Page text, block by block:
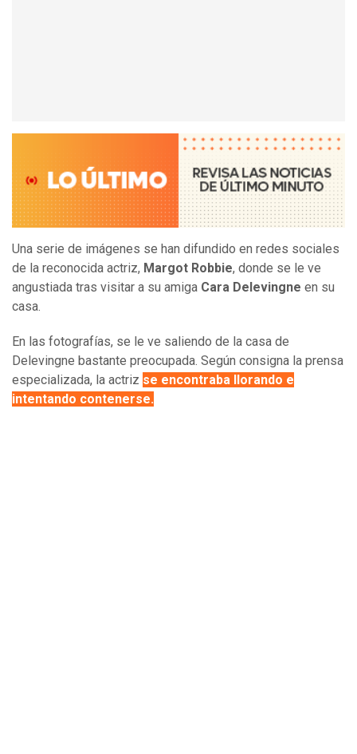
Una serie de imágenes se han difundido en redes sociales
de la reconocida actriz, Margot Robbie, donde se le ve
angustiada tras visitar a su amiga Cara Delevingne en su
casa.
En las fotografías, se le ve saliendo de la casa de
Delevingne bastante preocupada. Según consigna la prensa
especializada, la actriz se encontraba llorando e
intentando contenerse.